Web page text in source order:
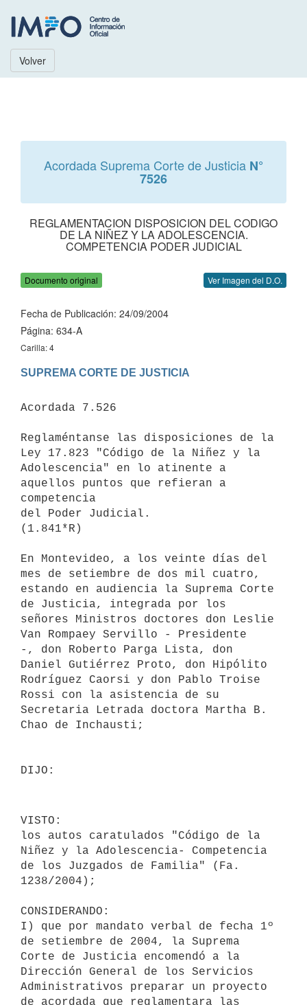
Volver
Acordada Suprema Corte de Justicia N°
7526
REGLAMENTACION DISPOSICION DEL CODIGO
DE LA NIÑEZ Y LA ADOLESCENCIA.
COMPETENCIA PODER JUDICIAL
Documento original Ver Imagen del D.O.
Fecha de Publicación: 24/09/2004
Página: 634-A
Carilla: 4
SUPREMA CORTE DE JUSTICIA
Acordada 7.526
Reglaméntanse las disposiciones de la
Ley 17.823 "Código de la Niñez y la
Adolescencia" en lo atinente a
aquellos puntos que refieran a
competencia
del Poder Judicial.
(1.841*R)
En Montevideo, a los veinte días del
mes de setiembre de dos mil cuatro,
estando en audiencia la Suprema Corte
de Justicia, integrada por los
señores Ministros doctores don Leslie
Van Rompaey Servillo - Presidente
-, don Roberto Parga Lista, don
Daniel Gutiérrez Proto, don Hipólito
Rodríguez Caorsi y don Pablo Troise
Rossi con la asistencia de su
Secretaria Letrada doctora Martha B.
Chao de Inchausti;
DIJO:
VISTO:
los autos caratulados "Código de la
Niñez y la Adolescencia- Competencia
de los Juzgados de Familia" (Fa.
1238/2004);
CONSIDERANDO:
I) que por mandato verbal de fecha 1º
de setiembre de 2004, la Suprema
Corte de Justicia encomendó a la
Dirección General de los Servicios
Administrativos preparar un proyecto
de acordada que reglamentara las